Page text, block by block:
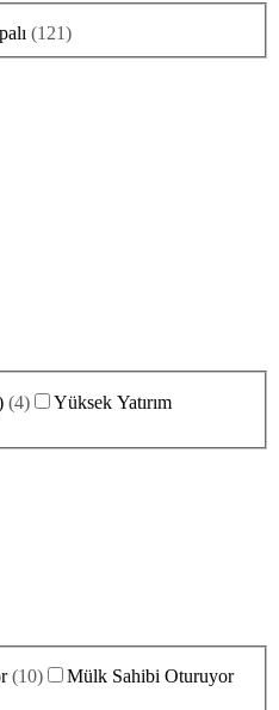
(121)
(4)
Yüksek Yatırım
(10)
Mülk Sahibi Oturuyor